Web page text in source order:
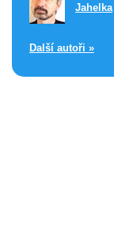
Jahelka
Další autoři »